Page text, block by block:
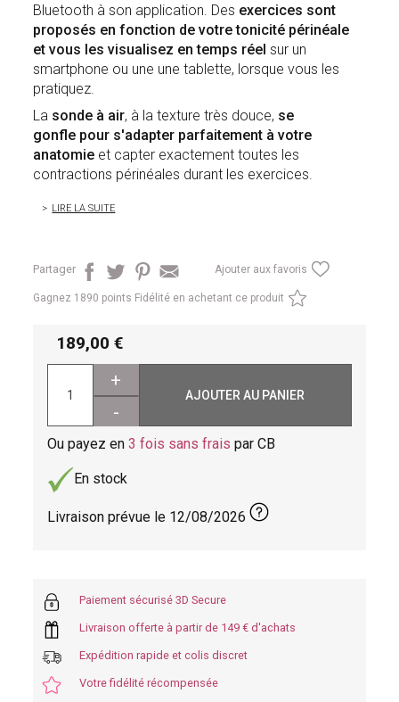
Bluetooth à son application. Des exercices sont
proposés en fonction de votre tonicité périnéale
et vous les visualisez en temps réel sur un
smartphone ou une une tablette, lorsque vous les
pratiquez.
La sonde à air, à la texture très douce, se
gonfle pour s'adapter parfaitement à votre
anatomie et capter exactement toutes les
contractions périnéales durant les exercices.
LIRE LA SUITE
Partager Ajouter aux favoris
Gagnez 1890 points Fidélité en achetant ce produit
189,00
+
-
AJOUTER AU PANIER
Ou payez en3 fois sans frais par CB
En stock
Livraison prévue le 12/08/2026
Paiement sécurisé 3D Secure
Livraison offerte à partir de 149 € d'achats
Expédition rapide et colis discret
Votre fidélité récompensée